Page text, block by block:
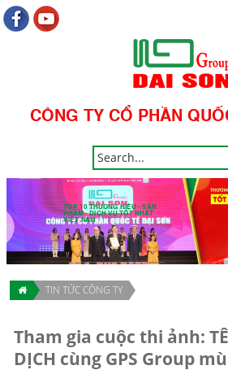
CÔNG TY CỔ PHẦN
TOP 10 THƯƠNG HIỆU - SẢN
PHẨM - DỊCH VỤ TỐT NHẤT
VIỆT NAM
TIN TỨC CÔNG TY
Tham gia cuộc thi ảnh:
DỊCH cùng GPS Group